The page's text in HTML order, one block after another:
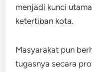
menjadi kunci
ketertiban kota.
Masyarakat pun
tugasnya secara